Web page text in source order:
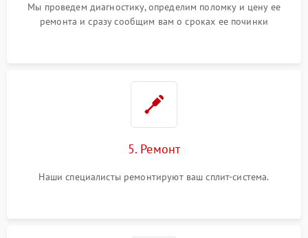
Мы проведем диагностику, определим поломку и цену ее
ремонта и сразу сообщим вам о сроках ее починки
5. Ремонт
Наши специалисты ремонтируют ваш сплит-система.